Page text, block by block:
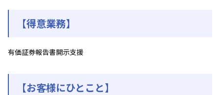
【得意業務】
有価証券報告書開示支援
【お客様にひとこと】